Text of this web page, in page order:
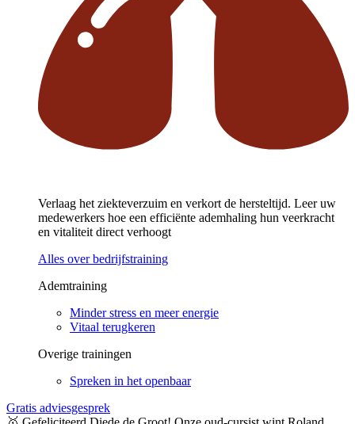
Verlaag het ziekteverzuim en verkort de hersteltijd. Leer uw
medewerkers hoe een efficiënte ademhaling hun veerkracht
en vitaliteit direct verhoogt
Alles over bedrijfstraining
Ademtraining
Minder stress en meer energie
Vitaal terugkeren
Overige trainingen
Spreken in het openbaar
Gratis adviesgesprek